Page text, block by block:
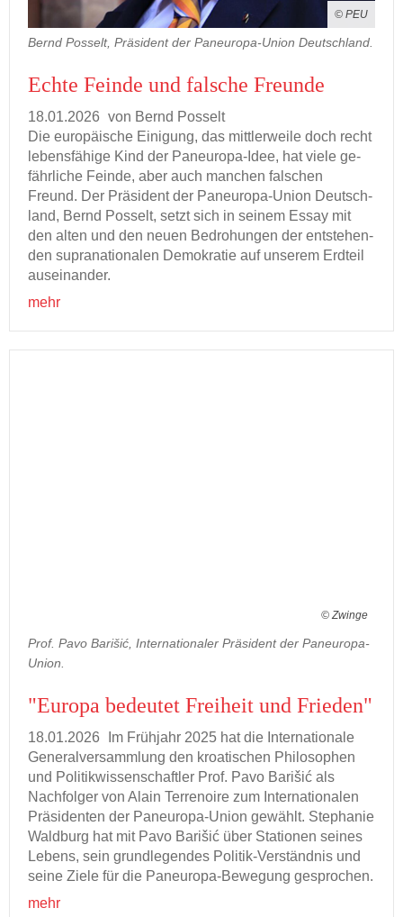
© PEU
Bernd Posselt, Präsident der Paneuropa-Union Deutschland.
Echte Fein­de und fal­sche Freun­de
18.01.2026 von Bernd Pos­selt
Die eu­ro­päi­sche Ei­ni­gung, das mitt­ler­wei­le doch recht
le­bens­fä­hi­ge Kind der Paneuropa-​Idee, hat viele ge­
fähr­li­che Fein­de, aber auch man­chen fal­schen
Freund. Der Prä­si­dent der Paneuropa-​Union Deutsch­
land, Bernd Pos­selt, setzt sich in sei­nem Essay mit
den alten und den neuen Be­dro­hun­gen der ent­ste­hen­
den su­pra­na­tio­na­len De­mo­kra­tie auf un­se­rem Erd­teil
aus­ein­an­der.
mehr
© Zwinge
Prof. Pavo Barišić, Internationaler Präsident der Paneuropa-
Union.
"Eu­ro­pa be­deu­tet Frei­heit und Frie­den"
18.01.2026
Im Früh­jahr 2025 hat die In­ter­na­tio­na­le
Ge­ne­ral­ver­samm­lung den kroa­ti­schen Phi­lo­so­phen
und Po­li­tik­wis­sen­schaft­ler Prof. Pavo Barišić als
Nach­fol­ger von Alain Ter­renoi­re zum In­ter­na­tio­na­len
Prä­si­den­ten der Paneuropa-​Union ge­wählt. Ste­pha­nie
Wald­burg hat mit Pavo Barišić über Sta­tio­nen sei­nes
Le­bens, sein grund­le­gen­des Politik-​Verständnis und
seine Ziele für die Paneuropa-​Bewegung ge­spro­chen.
mehr